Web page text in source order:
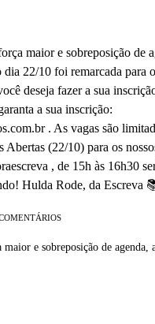
e sobreposição de agenda,